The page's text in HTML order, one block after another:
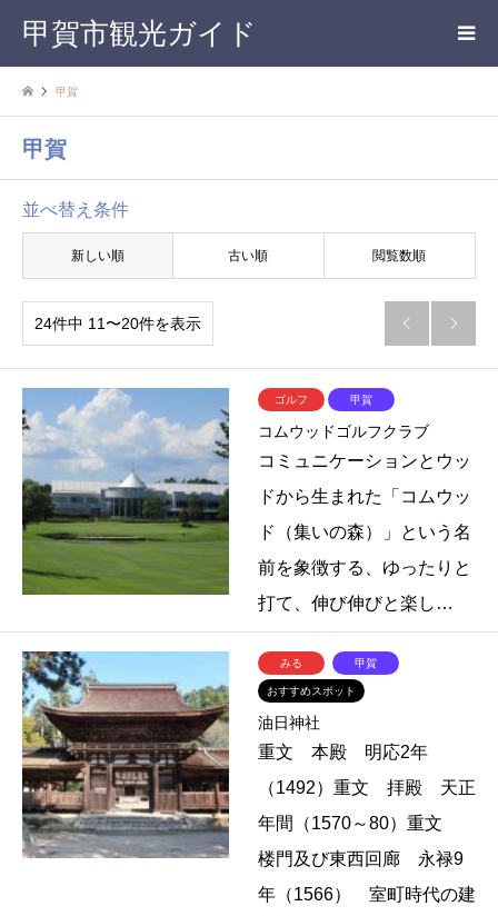
甲賀市観光ガイド
甲賀
甲賀
並べ替え条件
新しい順 古い順 閲覧数順
24件中 11〜20件を表示  
ゴルフ 甲賀
コムウッドゴルフクラブ
コミュニケーションとウッ
ドから生まれた「コムウッ
ド（集いの森）」という名
前を象徴する、ゆったりと
打て、伸び伸びと楽し…
みる 甲賀
おすすめスポット
油日神社
重文 本殿 明応2年
（1492）重文 拝殿 天正
年間（1570～80）重文
楼門及び東西回廊 永禄9
年（1566） 室町時代の建